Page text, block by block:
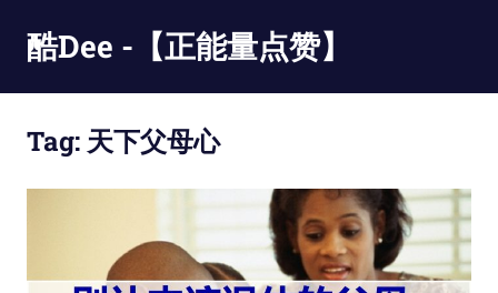
content
酷Dee -【正能量点赞】
最
Tag: 天下父母心